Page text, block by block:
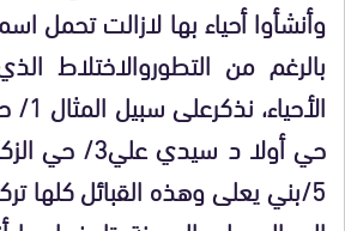
وأنشأوا أحياء بها لازالت تحمل
بالرغم من
5/بني يعلى وهذه القبائل